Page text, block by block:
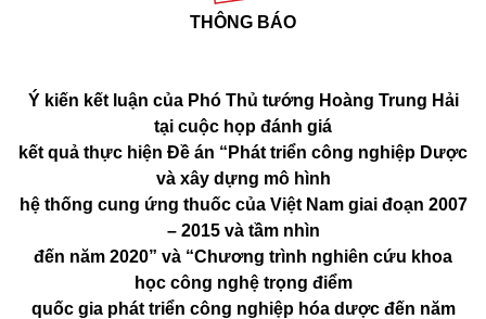
THÔNG BÁO
Ý kiến kết luận của Phó Thủ tướng Hoàng Trung Hải
tại cuộc họp đánh giá
kết quả thực hiện Đề án “Phát triển công nghiệp Dược
và xây dựng mô hình
hệ thống cung ứng thuốc của Việt Nam giai đoạn 2007
– 2015 và tầm nhìn
đến năm 2020” và “Chương trình nghiên cứu khoa
học công nghệ trọng điểm
quốc gia phát triển công nghiệp hóa dược đến năm